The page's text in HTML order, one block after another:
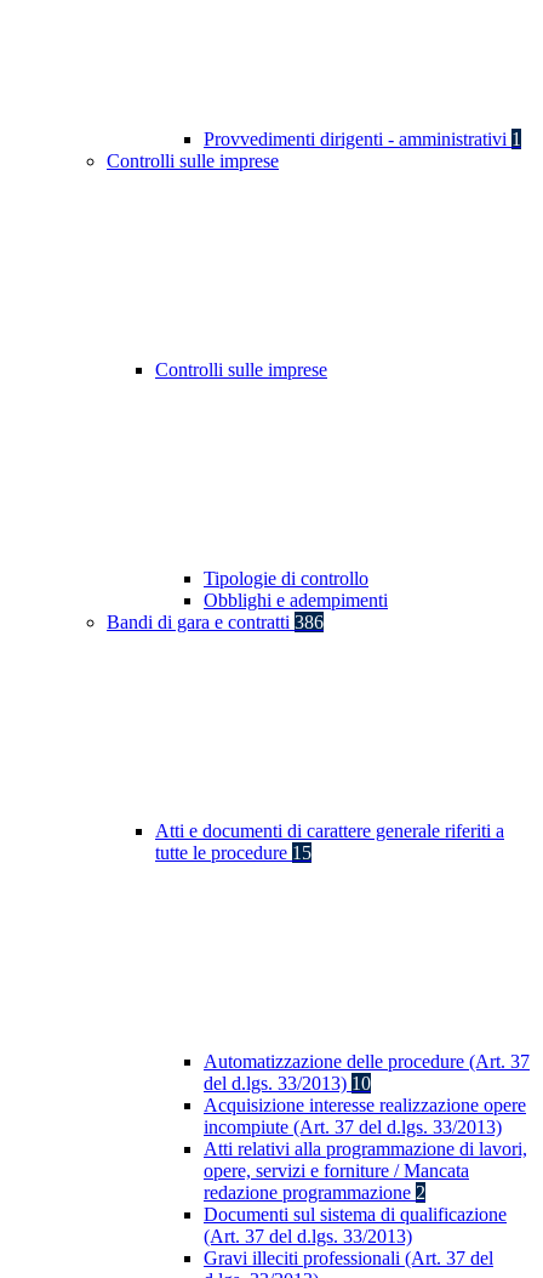
Provvedimenti dirigenti - amministrativi 1
Controlli sulle imprese
Controlli sulle imprese
Tipologie di controllo
Obblighi e adempimenti
Bandi di gara e contratti 386
Atti e documenti di carattere generale riferiti a
tutte le procedure 15
Automatizzazione delle procedure (Art. 37
del d.lgs. 33/2013) 10
Acquisizione interesse realizzazione opere
incompiute (Art. 37 del d.lgs. 33/2013)
Atti relativi alla programmazione di lavori,
opere, servizi e forniture / Mancata
redazione programmazione 2
Documenti sul sistema di qualificazione
(Art. 37 del d.lgs. 33/2013)
Gravi illeciti professionali (Art. 37 del